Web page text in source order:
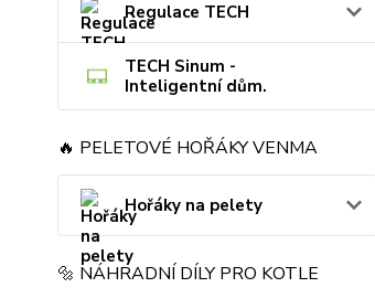
Regulace TECH
TECH Sinum -
Inteligentní dům.
🔥 PELETOVÉ HOŘÁKY VENMA
Hořáky na pelety
🔩 NÁHRADNÍ DÍLY PRO KOTLE